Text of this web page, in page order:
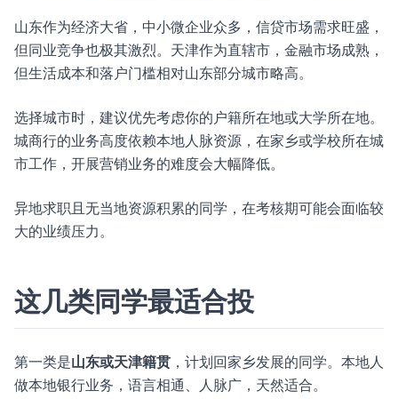
山东作为经济大省，中小微企业众多，信贷市场需求旺盛，
但同业竞争也极其激烈。天津作为直辖市，金融市场成熟，
但生活成本和落户门槛相对山东部分城市略高。
选择城市时，建议优先考虑你的户籍所在地或大学所在地。
城商行的业务高度依赖本地人脉资源，在家乡或学校所在城
市工作，开展营销业务的难度会大幅降低。
异地求职且无当地资源积累的同学，在考核期可能会面临较
大的业绩压力。
这几类同学最适合投
第一类是山东或天津籍贯 ，计划回家乡发展的同学。本地人
做本地银行业务，语言相通、人脉广，天然适合。